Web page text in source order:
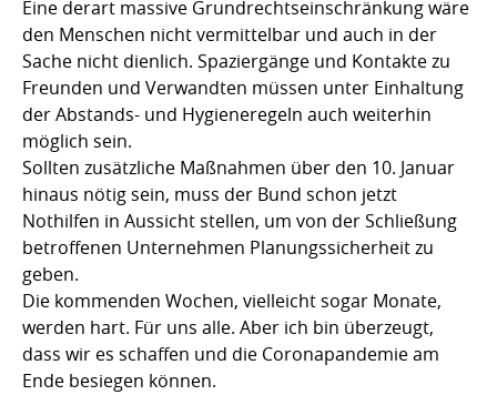
Eine derart massive Grundrechtseinschränkung wäre
den Menschen nicht vermittelbar und auch in der
Sache nicht dienlich. Spaziergänge und Kontakte zu
Freunden und Verwandten müssen unter Einhaltung
der Abstands- und Hygieneregeln auch weiterhin
möglich sein.
Sollten zusätzliche Maßnahmen über den 10. Januar
hinaus nötig sein, muss der Bund schon jetzt
Nothilfen in Aussicht stellen, um von der Schließung
betroffenen Unternehmen Planungssicherheit zu
geben.
Die kommenden Wochen, vielleicht sogar Monate,
werden hart. Für uns alle. Aber ich bin überzeugt,
dass wir es schaffen und die Coronapandemie am
Ende besiegen können.